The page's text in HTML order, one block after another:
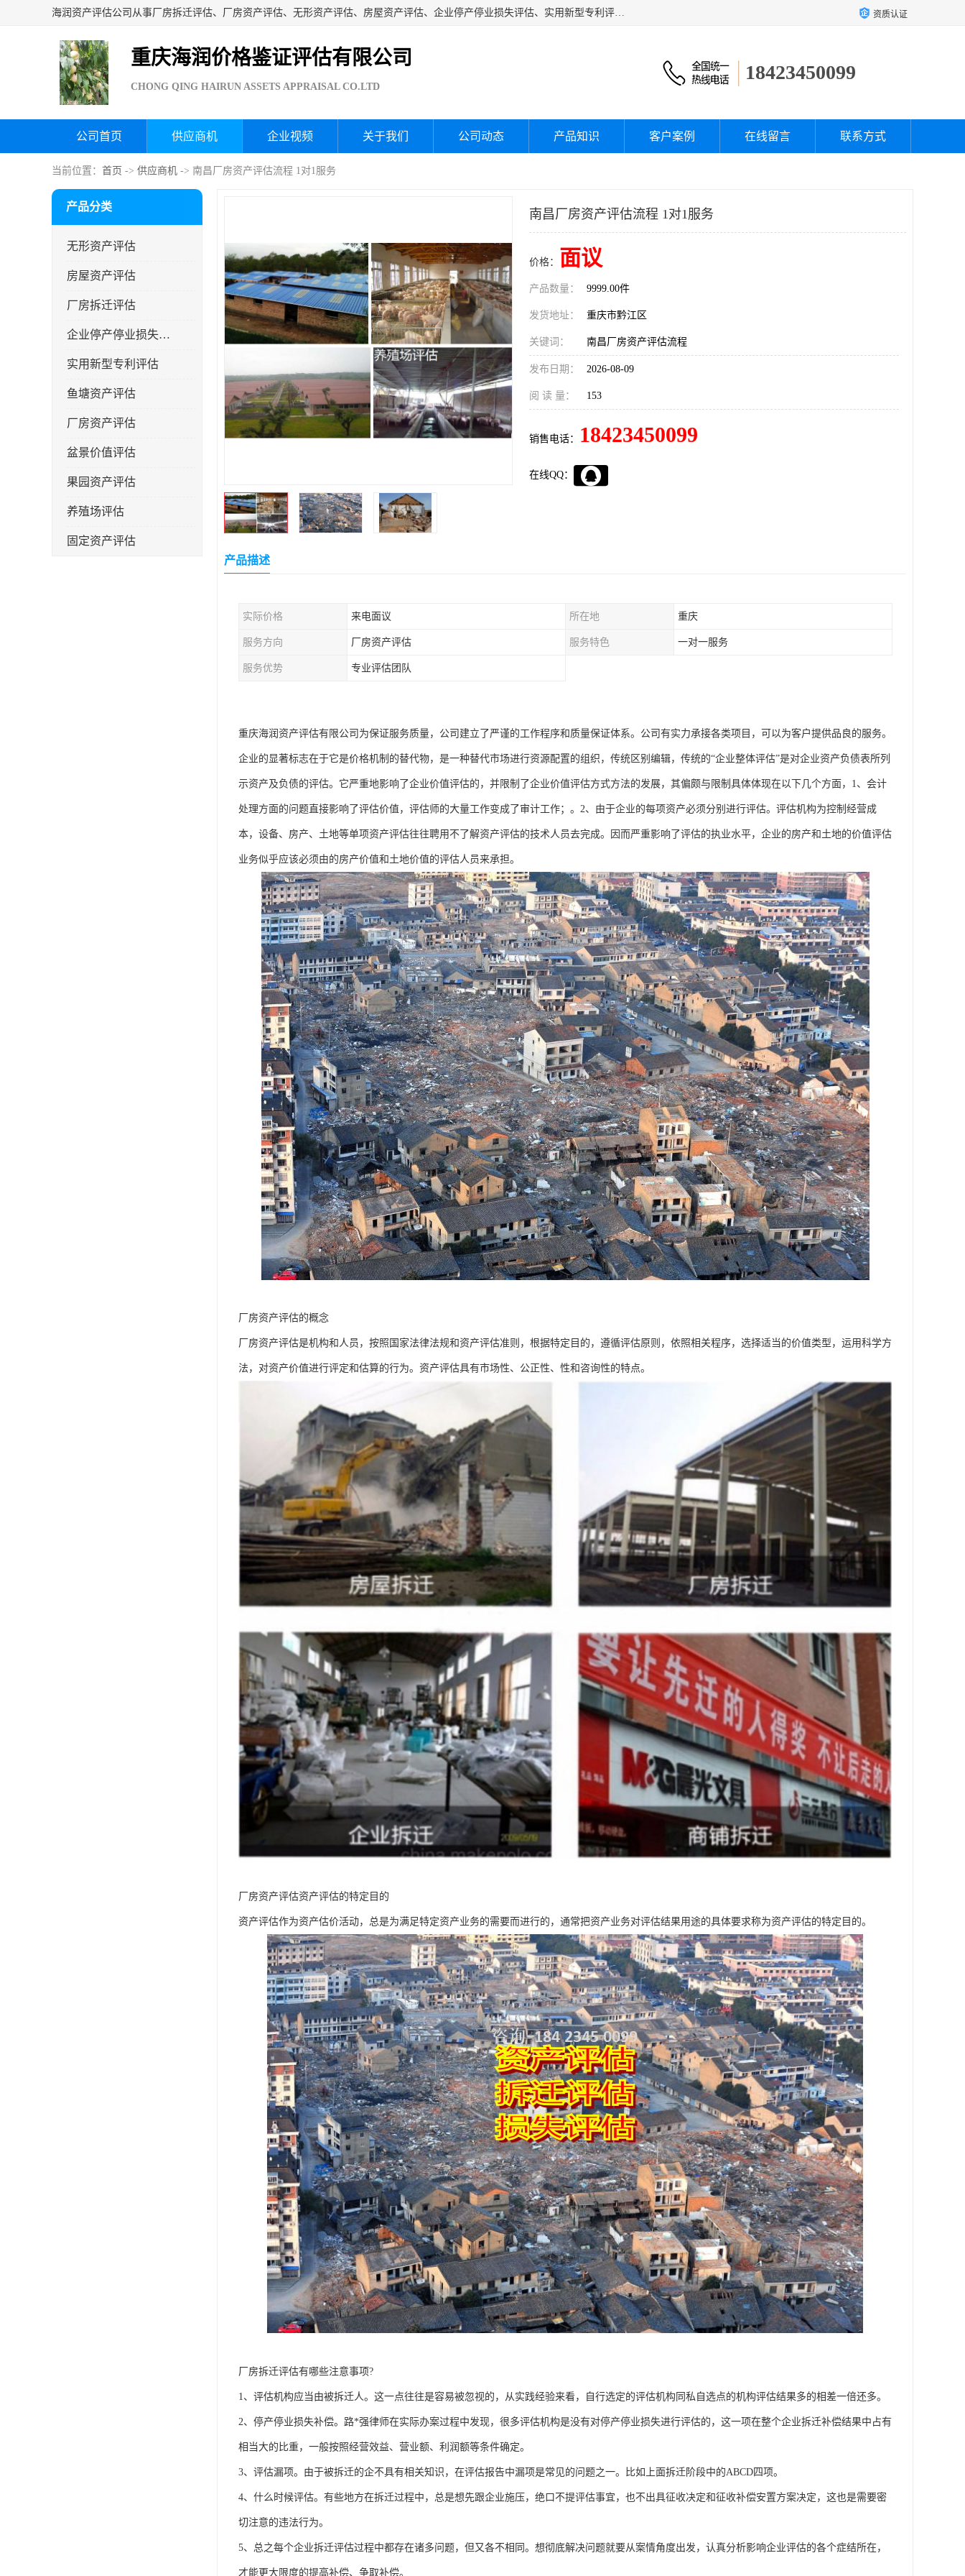
海润资产评估公司从事厂房拆迁评估、厂房资产评估、无形资产评估、房屋资产评估、企业停产停业损失评估、实用新型专利评估、果园资产评估、盆景价值评估、鱼塘资产评估等资产评估；从成立至今我司已经服务了全国几千家公司企业和事业单位，我们有着丰富的房屋、厂房、园林、企业拆迁等评估经验。 资质认证
重庆海润价格鉴证评估有限公司
CHONG QING HAIRUN ASSETS APPRAISAL CO.LTD
18423450099
公司首页 供应商机 企业视频 关于我们 公司动态 产品知识 客户案例 在线留言 联系方式
当前位置： 首页 -> 供应商机 -> 南昌厂房资产评估流程 1对1服务
产品分类
无形资产评估
房屋资产评估
厂房拆迁评估
企业停产停业损失评估
实用新型专利评估
鱼塘资产评估
厂房资产评估
盆景价值评估
果园资产评估
养殖场评估
固定资产评估
南昌厂房资产评估流程 1对1服务
价格： 面议
产品数量： 9999.00件
发货地址： 重庆市黔江区
关键词： 南昌厂房资产评估流程
发布日期： 2026-08-09
阅 读 量： 153
销售电话： 18423450099
在线QQ：
产品描述
实际价格 来电面议 所在地 重庆
服务方向 厂房资产评估 服务特色 一对一服务
服务优势 专业评估团队
重庆海润资产评估有限公司为保证服务质量，公司建立了严谨的工作程序和质量保证体系。公司有实力承接各类项目，可以为客户提供品良的服务。
企业的显著标志在于它是价格机制的替代物，是一种替代市场进行资源配置的组织，传统区别编辑，传统的“企业整体评估”是对企业资产负债表所列
示资产及负债的评估。它严重地影响了企业价值评估的，并限制了企业价值评估方式方法的发展，其偏颇与限制具体体现在以下几个方面，1、会计
处理方面的问题直接影响了评估价值，评估师的大量工作变成了审计工作；。2、由于企业的每项资产必须分别进行评估。评估机构为控制经营成
本，设备、房产、土地等单项资产评估往往聘用不了解资产评估的技术人员去完成。因而严重影响了评估的执业水平，企业的房产和土地的价值评估
业务似乎应该必须由的房产价值和土地价值的评估人员来承担。
厂房资产评估的概念
厂房资产评估是机构和人员，按照国家法律法规和资产评估准则，根据特定目的，遵循评估原则，依照相关程序，选择适当的价值类型，运用科学方
法，对资产价值进行评定和估算的行为。资产评估具有市场性、公正性、性和咨询性的特点。
厂房资产评估资产评估的特定目的
资产评估作为资产估价活动，总是为满足特定资产业务的需要而进行的，通常把资产业务对评估结果用途的具体要求称为资产评估的特定目的。
厂房拆迁评估有哪些注意事项?
1、评估机构应当由被拆迁人。这一点往往是容易被忽视的，从实践经验来看，自行选定的评估机构同私自选点的机构评估结果多的相差一倍还多。
2、停产停业损失补偿。路*强律师在实际办案过程中发现，很多评估机构是没有对停产停业损失进行评估的，这一项在整个企业拆迁补偿结果中占有
相当大的比重，一般按照经营效益、营业额、利润额等条件确定。
3、评估漏项。由于被拆迁的企不具有相关知识，在评估报告中漏项是常见的问题之一。比如上面拆迁阶段中的ABCD四项。
4、什么时候评估。有些地方在拆迁过程中，总是想先跟企业施压，绝口不提评估事宜，也不出具征收决定和征收补偿安置方案决定，这也是需要密
切注意的违法行为。
5、总之每个企业拆迁评估过程中都存在诸多问题，但又各不相同。想彻底解决问题就要从案情角度出发，认真分析影响企业评估的各个症结所在，
才能更大限度的提高补偿、争取补偿。